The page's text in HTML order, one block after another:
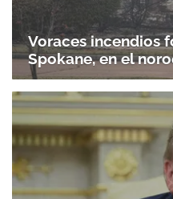
Voraces incendios
Spokane, en el